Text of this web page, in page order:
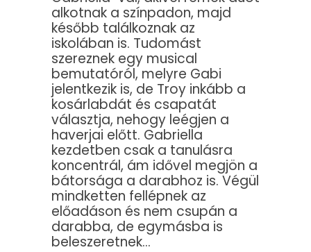
alkotnak a színpadon, majd
később találkoznak az
iskolában is. Tudomást
szereznek egy musical
bemutatóról, melyre Gabi
jelentkezik is, de Troy inkább a
kosárlabdát és csapatát
választja, nehogy leégjen a
haverjai előtt. Gabriella
kezdetben csak a tanulásra
koncentrál, ám idővel megjön a
bátorsága a darabhoz is. Végül
mindketten fellépnek az
előadáson és nem csupán a
darabba, de egymásba is
beleszeretnek…